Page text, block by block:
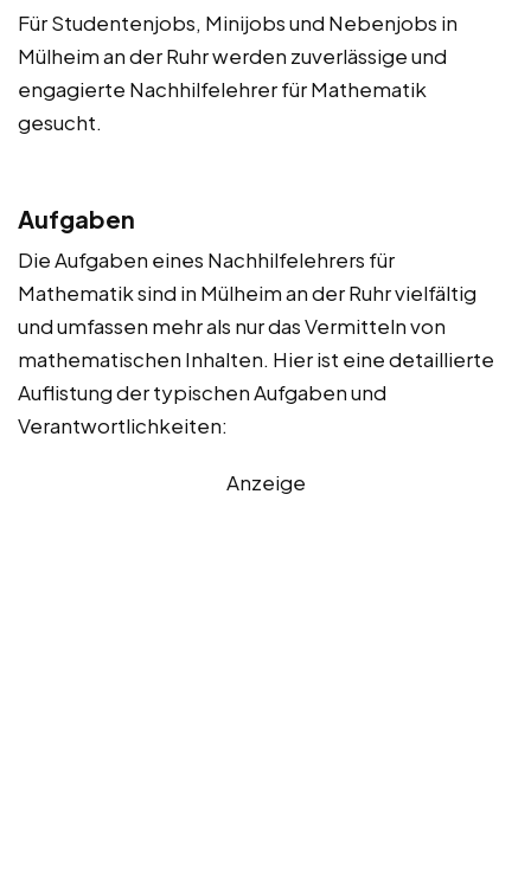
Für Studentenjobs, Minijobs und Nebenjobs in
Mülheim an der Ruhr werden zuverlässige und
engagierte Nachhilfelehrer für Mathematik
gesucht.
Aufgaben
Die Aufgaben eines Nachhilfelehrers für
Mathematik sind in Mülheim an der Ruhr vielfältig
und umfassen mehr als nur das Vermitteln von
mathematischen Inhalten. Hier ist eine detaillierte
Auflistung der typischen Aufgaben und
Verantwortlichkeiten:
Anzeige